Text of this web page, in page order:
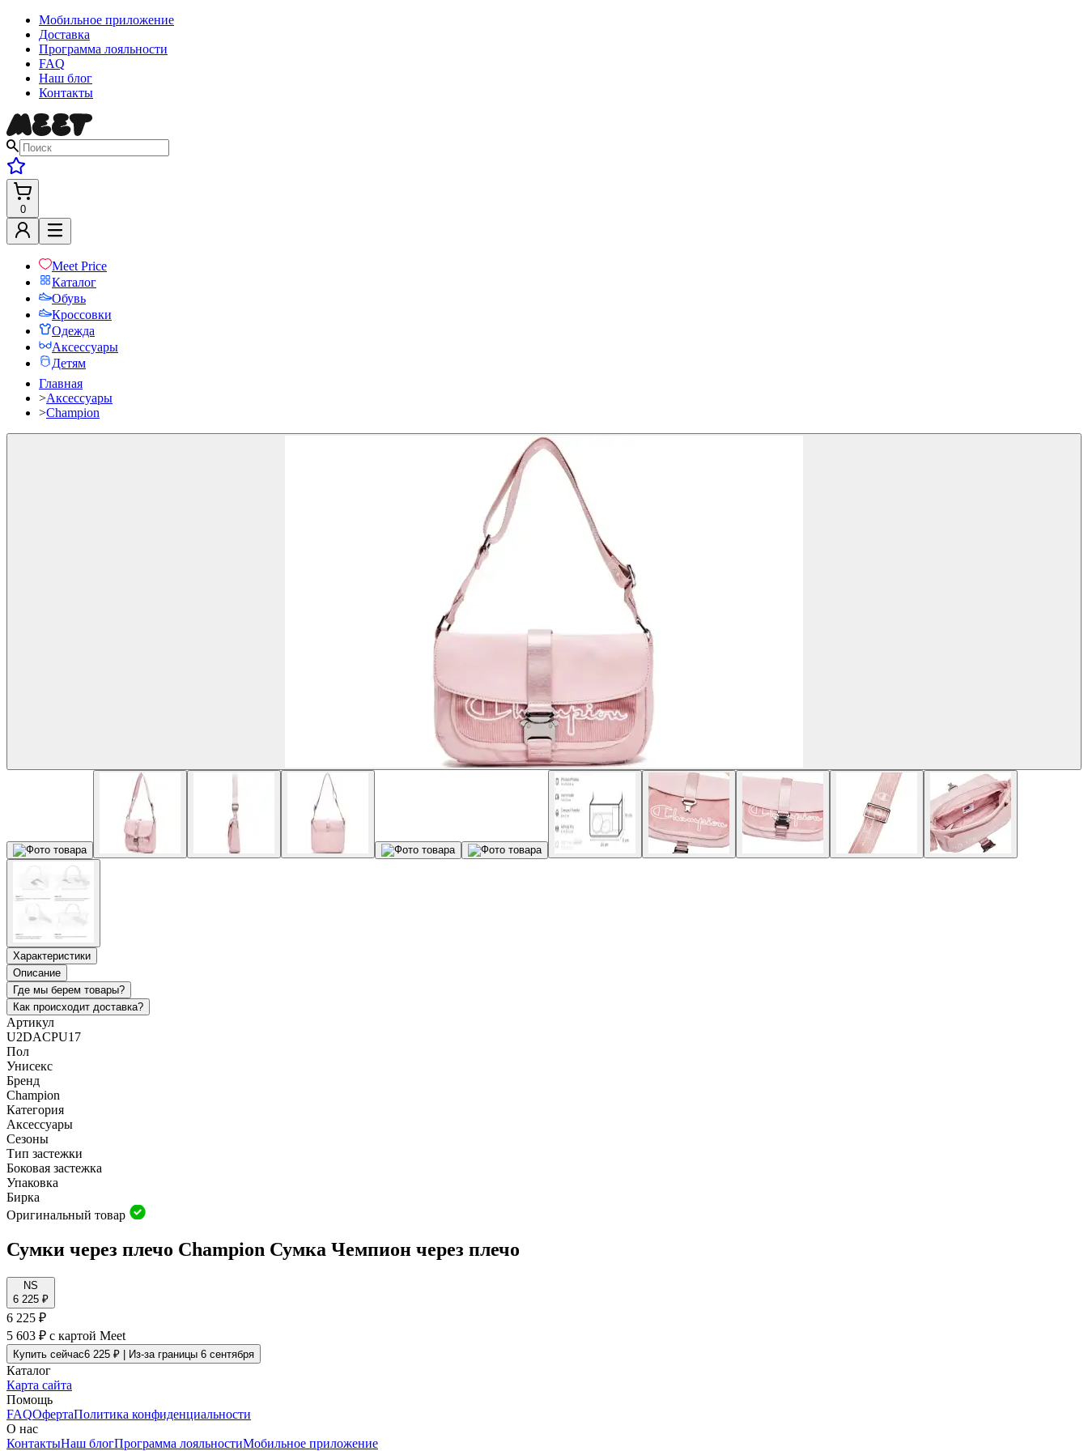
Мобильное приложение
Доставка
Программа лояльности
FAQ
Наш блог
Контакты
0
Meet Price
Каталог
Обувь
Кроссовки
Одежда
Аксессуары
Детям
Главная
>Аксессуары
>Champion
Характеристики
Описание
Где мы берем товары?
Как происходит доставка?
Артикул
U2DACPU17
Пол
Унисекс
Бренд
Champion
Категория
Аксессуары
Сезоны
Тип застежки
Боковая застежка
Упаковка
Бирка
Оригинальный товар
Сумки через плечо Champion Сумка Чемпион через плечо
NS
6 225 ₽
6 225 ₽
5 603 ₽ с картой Meet
Купить сейчас6 225 ₽ | Из-за границы 6 сентября
Каталог
Карта сайта
Помощь
FAQОфертаПолитика конфиденциальности
О нас
КонтактыНаш блогПрограмма лояльностиМобильное приложение